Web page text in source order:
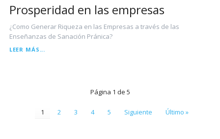
Prosperidad en las empresas
¿Como Generar Riqueza en las Empresas a través de las
Enseñanzas de Sanación Pránica?
LEER MÁS...
Página 1 de 5
1 2 3 4 5 Siguiente Último »